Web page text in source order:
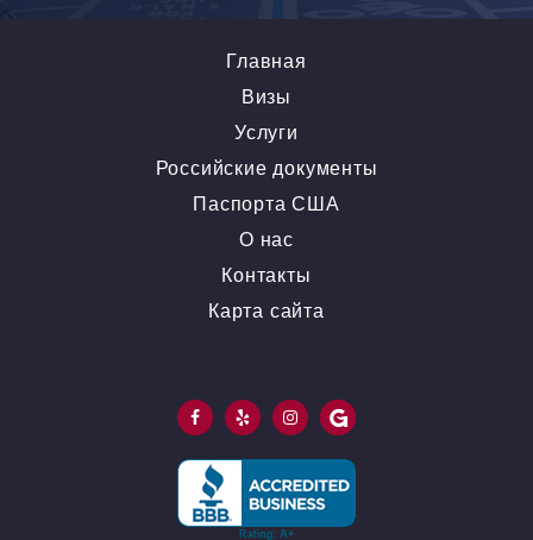
Главная
Визы
Услуги
Российские документы
Паспорта США
О нас
Контакты
Карта сайта